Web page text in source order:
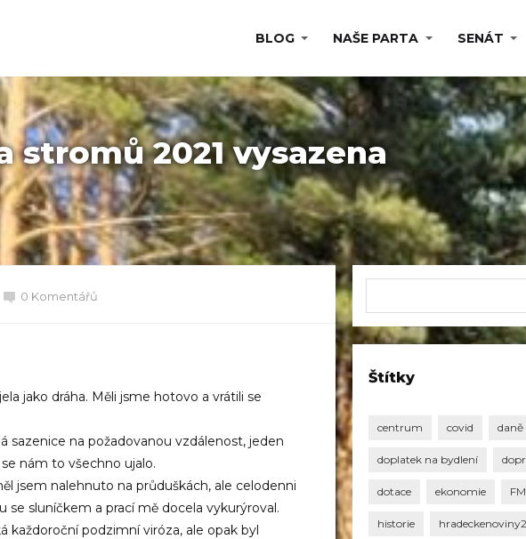
BLOG NAŠE PARTA SENÁT
stromů 2021 vysazena
0 Komentářů
jako dráha. Měli jsme hotovo a vrátili se
sazenice na požadovanou vzdálenost, jeden
nám to všechno ujalo.
jsem nalehnuto na průduškách, ale celodenni
sluníčkem a prací mě docela vykurýroval.
každoroční podzimní viróza, ale opak byl
Štítky
centrum covid daně
doplatek na bydlení
dotace ekonomie
historie